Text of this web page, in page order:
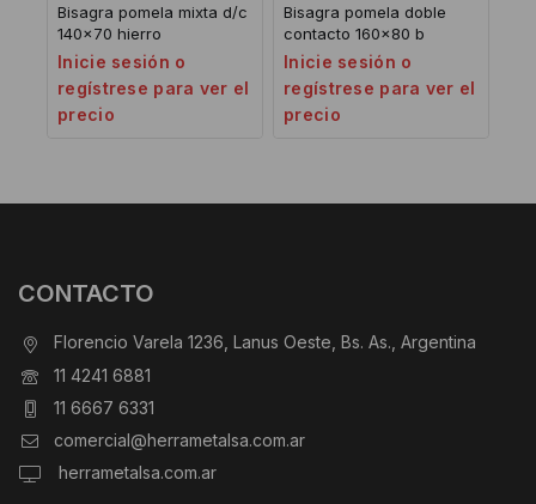
Bisagra pomela mixta d/c
140×70 hierro
Inicie sesión o
regístrese para ver el
precio
Bisagra pomela doble
contacto 160×80 b
Inicie sesión o
regístrese para ver el
precio
CONTACTO
Florencio Varela 1236, Lanus Oeste, Bs. As., Argentina
11 4241 6881
11 6667 6331
comercial@herrametalsa.com.ar
herrametalsa.com.ar